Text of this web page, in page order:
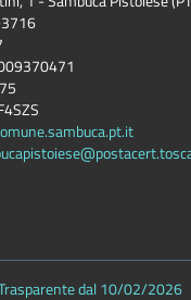
dal 10/02/2026